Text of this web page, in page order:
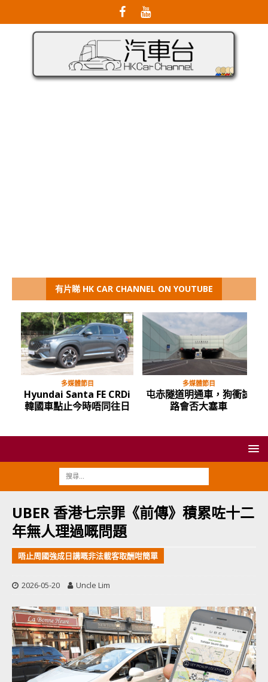
有片睇 HK CAR CHANNEL ON YOUTUBE
多媒體節目
Hyundai Santa FE CRDi
韓國車點止今時唔同往日
多媒體節目
屯赤隧道明通車，狗衝試
路會否大塞車
UBER 香港七宗罪《前傳》積累咗十二
年無人理過嘅問題
唔止周國強成日講嘅非法載客取酬咁簡單
2026-05-20 Uncle Lim